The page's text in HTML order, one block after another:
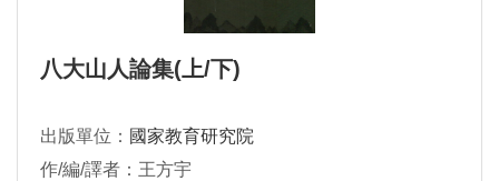
八大山人論集(上/下)
出版單位： 國家教育研究院
作/編/譯者：王方宇